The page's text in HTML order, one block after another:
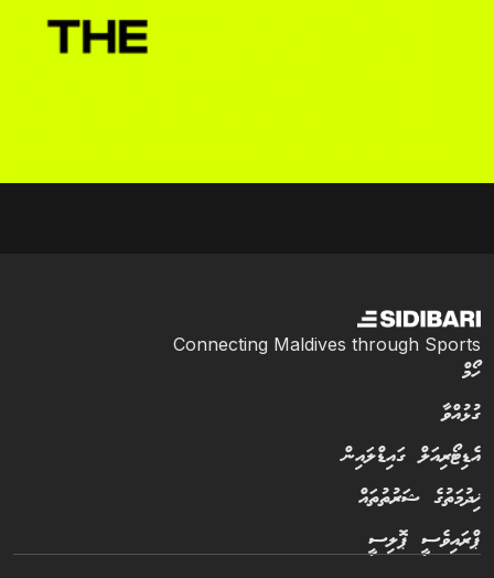
Connecting Maldives through Sports
ހޯމް
ގުޅުއްވާ
އެޑިޓޯރިއަލް ގައިޑްލައިން
ޚިދުމަތުގެ ޝަރުތުތައް
ޕްރައިވެސީ ޕޮލިސީ